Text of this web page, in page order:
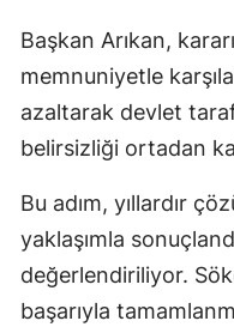
Başkan Arıkan,
memnuniyetle
azaltarak devlet
belirsizliği ortadan
Bu adım, yıllardır
yaklaşımla
değerlendiriliyor.
başarıyla